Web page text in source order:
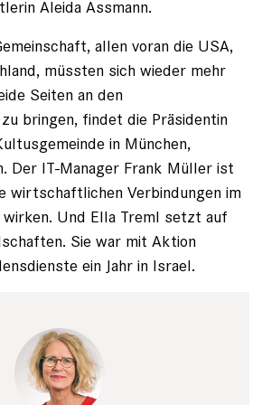
Aleida Assmann.
allen voran die USA,
müssten sich wieder mehr
Seiten an den
bringen, findet die Präsidentin
in München,
Der IT-Manager Frank Müller ist
wirtschaftlichen Verbindungen im
Und Ella Treml setzt auf
Sie war mit Aktion
ein Jahr in Israel.